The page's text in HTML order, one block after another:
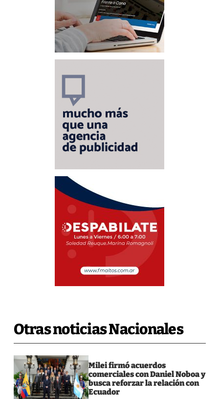
Otras noticias Nacionales
Milei firmó acuerdos
comerciales con Daniel Noboa y
busca reforzar la relación con
Ecuador